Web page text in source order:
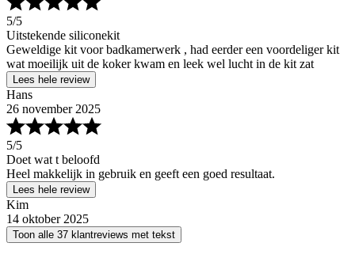
5/5
Uitstekende siliconekit
Geweldige kit voor badkamerwerk , had eerder een voordeliger kit
wat moeilijk uit de koker kwam en leek wel lucht in de kit zat
Lees hele review
Hans
26 november 2025
5/5
Doet wat t beloofd
Heel makkelijk in gebruik en geeft een goed resultaat.
Lees hele review
Kim
14 oktober 2025
Toon alle 37 klantreviews met tekst